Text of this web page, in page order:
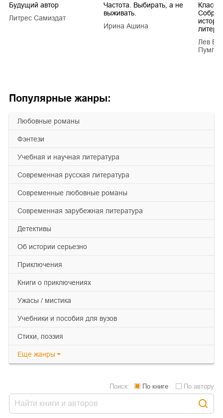
Популярные жанры:
любовные романы
фэнтези
учебная и научная литература
современная русская литература
современные любовные романы
современная зарубежная литература
детективы
об истории серьезно
приключения
книги о приключениях
ужасы / мистика
учебники и пособия для вузов
cтихи, поэзия
Еще жанры
Будущий автор
Литрес Самиздат
Частота. Выбирать, а не
выживать.
Ирина Ашина
Лев
Поиск: По книге По автору